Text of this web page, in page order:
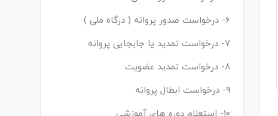
6- درخواست صدور پروانه ( درگاه ملی )
7- درخواست تمدید یا جابجایی پروانه
8- درخواست تمدید عضویت
9- درخواست ابطال پروانه